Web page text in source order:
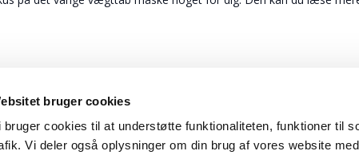
bruger cookies
bruger cookies til at understøtte funktionaliteten, funktioner til
Vi deler også oplysninger om din brug af vores website